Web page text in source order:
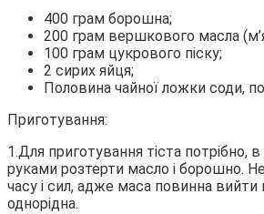
400 грам борошна;
200 грам вершкового масла
100 грам цукрового піску;
2 сирих яйця;
Половина чайної ложки соди,
Приготування:
1.Для приготування тіста потрібно,
руками розтерти масло і борошно.
часу і сил, адже маса повинна
однорідна.